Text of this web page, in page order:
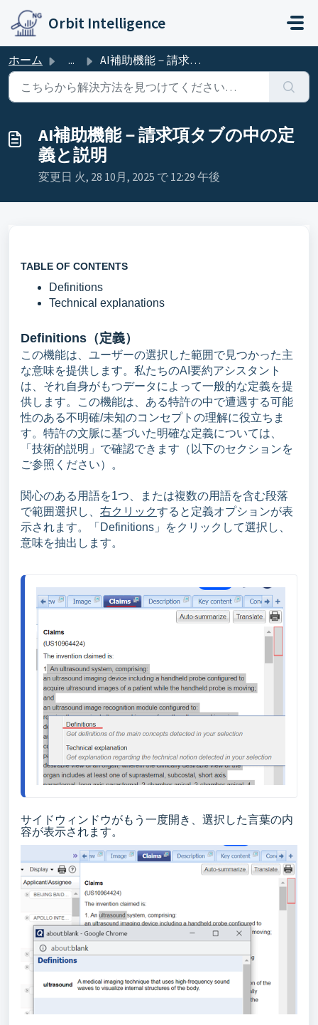
メインコンテンツに移動
Orbit Intelligence
ホーム ... AI補助機能－請求項タブの中の定義と説明
AI補助機能－請求項タブの中の定
義と説明
変更日 火, 28 10月, 2025 で 12:29 午後
TABLE OF CONTENTS
Definitions
Technical explanations
Definitions（定義）
この機能は、ユーザーの選択した範囲で見つかった主
な意味を提供します。私たちのAI要約アシスタント
は、それ自身がもつデータによって一般的な定義を提
供します。この機能は、ある特許の中で遭遇する可能
性のある不明確/未知のコンセプトの理解に役立ちま
す。特許の文脈に基づいた明確な定義については、
「技術的説明」で確認できます（以下のセクションを
ご参照ください）。
関心のある用語を1つ、または複数の用語を含む段落
で範囲選択し、 右クリックすると定義オプションが表
示されます。「Definitions」をクリックして選択し、
意味を抽出します。
サイドウィンドウがもう一度開き、選択した言葉の内
容が表示されます。